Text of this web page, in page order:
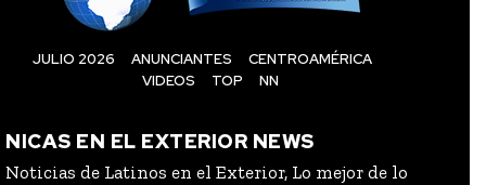
JULIO 2026 ANUNCIANTES
CENTROAMÉRICA
VIDEOS
TOP NN
NICAS EN EL EXTERIOR NEWS
Noticias de Latinos en el Exterior, Lo mejor de lo